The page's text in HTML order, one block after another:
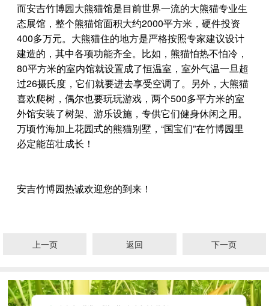
而安吉竹博园大熊猫馆是目前世界一流的大熊猫专业生
态展馆，整个熊猫馆面积大约2000平方米，硬件投资
400多万元。大熊猫住的地方是严格按照专家建议设计
建造的，其中各项功能齐全。比如，熊猫怕热不怕冷，
80平方米的室内馆就设置成了恒温室，室外气温一旦超
过26摄氏度，它们就要进去享受空调了。另外，大熊猫
喜欢爬树，偶尔也要玩玩游戏，两个500多平方米的室
外馆安装了树架、游乐设施，专供它们健身休闲之用。
万顷竹海加上花园式的熊猫别墅，“国宝们”在竹博园里
必定能茁壮成长！
安吉竹博园热诚欢迎您的到来！
上一页 返回 下一页